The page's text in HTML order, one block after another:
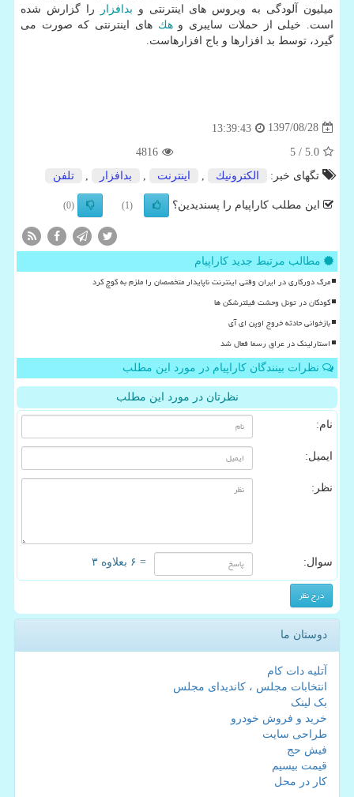
میلیون آلودگی به ویروس های اینترنتی و بدافزار
را گزارش شده
است. خیلی از حملات سایبری وهك های اینترنتی كه صورت می
گیرد، توسط بد افزارها و باج افزارهاست.
1397/08/28
13:39:43
5.0
/ 5
4816
تگهای خبر:
الكترونیك اینترنت بدافزار تلفن
این مطلب کاراپیام را پسندیدین؟ (1)
(0)
مطالب مرتبط جدید کاراپیام
مرگ دورکاری در ایران وقتی اینترنت ناپایدار متخصصان را ملزم به کوچ کرد
کودکان در تونل وحشت فیلترشکن ها
بازخوانی حادثه خروج اوپن ای آی
استارلینک در عراق رسما فعال شد
نظرات بینندگان کاراپیام در مورد این مطلب
نظرتان در مورد این مطلب
نام:
ایمیل:
نظر:
سوال: = ۶ بعلاوه ۳
دوستان ما
آتلیه دات کام
انتخابات مجلس ، کاندیدای مجلس
بک لینک
خرید و فروش خودرو
طراحی سایت
فیش حج
قیمت بیسیم
کار در محل